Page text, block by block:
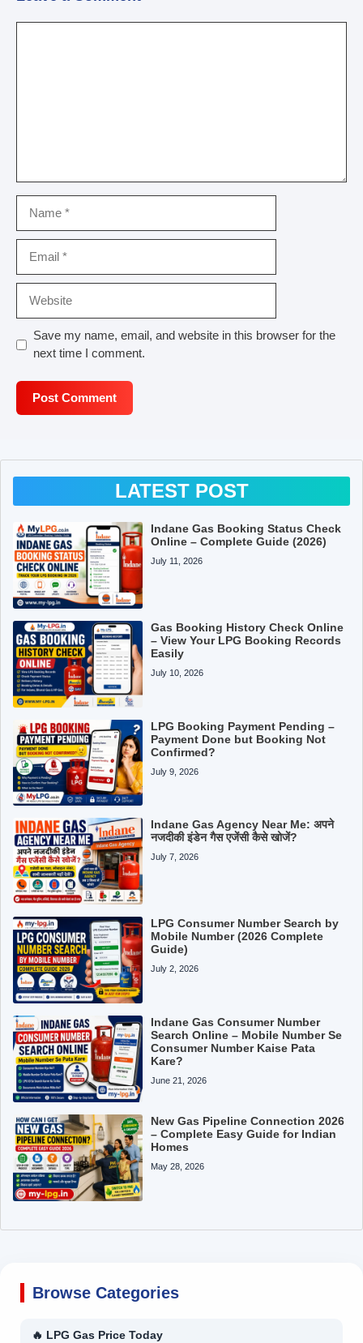
Save my name, email, and website in this browser for the
next time I comment.
LATEST POST
Indane Gas Booking Status Check
Online – Complete Guide (2026)
July 11, 2026
Gas Booking History Check Online
– View Your LPG Booking Records
Easily
July 10, 2026
LPG Booking Payment Pending –
Payment Done but Booking Not
Confirmed?
July 9, 2026
Indane Gas Agency Near Me: अपने
नजदीकी इंडेन गैस एजेंसी कैसे खोजें?
July 7, 2026
LPG Consumer Number Search by
Mobile Number (2026 Complete
Guide)
July 2, 2026
Indane Gas Consumer Number
Search Online – Mobile Number Se
Consumer Number Kaise Pata
Kare?
June 21, 2026
New Gas Pipeline Connection 2026
– Complete Easy Guide for Indian
Homes
May 28, 2026
Browse Categories
🔥 LPG Gas Price Today